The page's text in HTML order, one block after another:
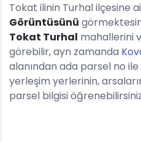
Tokat ilinin Turhal ilçesine
Görüntüsünü
Tokat Turhal mahallerini
görebilir, ayn zamanda
alanından ada parsel no
yerleşim yerlerinin,
parsel bilgisi